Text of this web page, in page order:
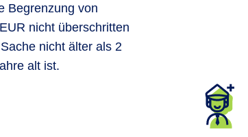
Begrenzung von
nicht überschritten
nicht älter als 2
alt ist.